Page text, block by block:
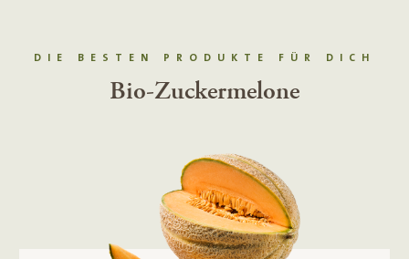
DIE BESTEN PRODUKTE FÜR DICH
Bio-Hummus Natur